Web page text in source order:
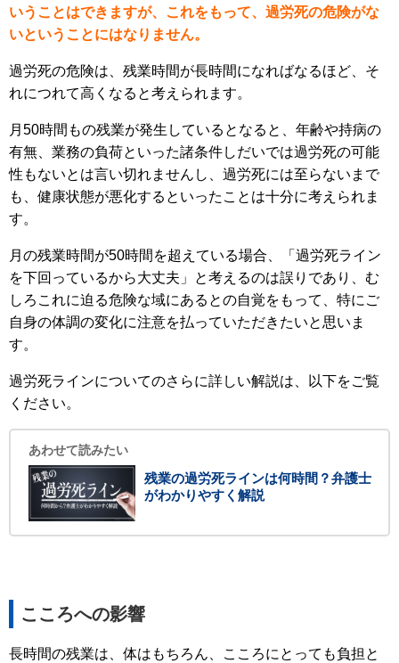
いうことはできますが、これをもって、過労死の危険がな
いということにはなりません。
過労死の危険は、残業時間が長時間になればなるほど、そ
れにつれて高くなると考えられます。
月50時間もの残業が発生しているとなると、年齢や持病の
有無、業務の負荷といった諸条件しだいでは過労死の可能
性もないとは言い切れませんし、過労死には至らないまで
も、健康状態が悪化するといったことは十分に考えられま
す。
月の残業時間が50時間を超えている場合、「過労死ライン
を下回っているから大丈夫」と考えるのは誤りであり、む
しろこれに迫る危険な域にあるとの自覚をもって、特にご
自身の体調の変化に注意を払っていただきたいと思いま
す。
過労死ラインについてのさらに詳しい解説は、以下をご覧
ください。
あわせて読みたい
残業の過労死ラインは何時間？弁護士
がわかりやすく解説
こころへの影響
長時間の残業は、体はもちろん、こころにとっても負担と